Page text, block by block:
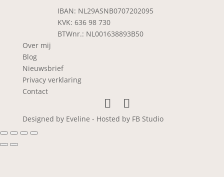
IBAN: NL29ASNB0707202095
KVK: 636 98 730
BTWnr.: NL001638893B50
Over mij
Blog
Nieuwsbrief
Privacy verklaring
Contact
Designed by Eveline - Hosted by FB Studio